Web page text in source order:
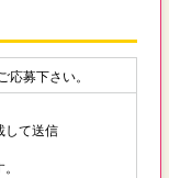
募下さい。
して送信